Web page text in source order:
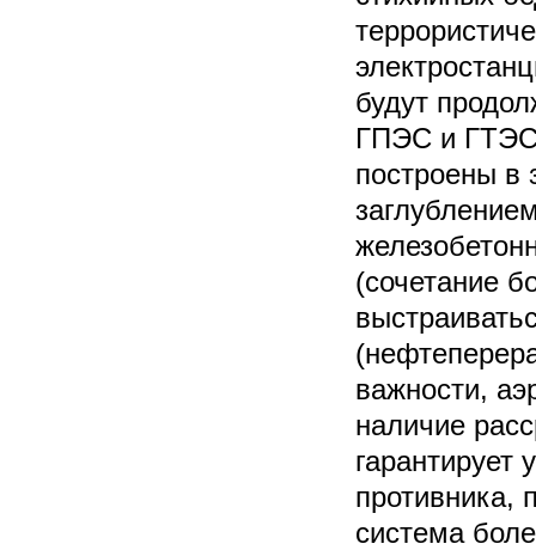
будут
ГПЭС и
построены в
(сочетание
важности,
наличие
гарантирует
противника,
система